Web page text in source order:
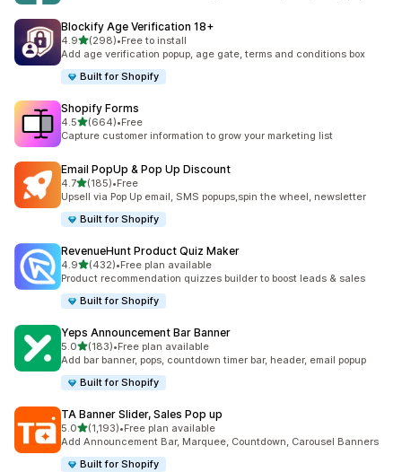
Blockify Age Verification 18+
4.9별 5개 중
(298)
총 리뷰 298개
•Free to install
Add age verification popup, age gate, terms and conditions box
Built for Shopify
Shopify Forms
4.5별 5개 중
(664)
총 리뷰 664개
•Free
Capture customer information to grow your marketing list
Email PopUp & Pop Up Discount
4.7별 5개 중
(185)
총 리뷰 185개
•Free
Upsell via Pop Up email, SMS popups,spin the wheel, newsletter
Built for Shopify
RevenueHunt Product Quiz Maker
4.9별 5개 중
(432)
총 리뷰 432개
•Free plan available
Product recommendation quizzes builder to boost leads & sales
Built for Shopify
Yeps Announcement Bar Banner
5.0별 5개 중
(183)
총 리뷰 183개
•Free plan available
Add bar banner, pops, countdown timer bar, header, email popup
Built for Shopify
TA Banner Slider, Sales Pop up
5.0별 5개 중
(1,193)
총 리뷰 1193개
•Free plan available
Add Announcement Bar, Marquee, Countdown, Carousel Banners
Built for Shopify